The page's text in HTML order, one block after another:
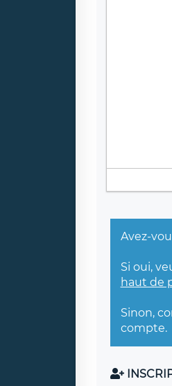
Avez-
Si oui,
haut de
Sinon,
compte.